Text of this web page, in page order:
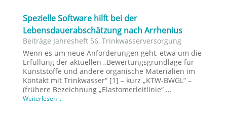
Spezielle Software hilft bei der
Lebensdauerabschätzung nach Arrhenius
Beiträge Jahresheft 56, Trinkwasserversorgung
Wenn es um neue Anforderungen geht, etwa um die
Erfüllung der aktuellen „Bewertungsgrundlage für
Kunststoffe und andere organische Materialien im
Kontakt mit Trinkwasser“ [1] – kurz „KTW-BWGL“ –
(frühere Bezeichnung „Elastomerleitlinie“ …
Weiterlesen ...